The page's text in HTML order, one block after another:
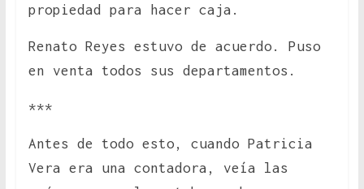
propiedad para hacer caja.
Renato Reyes estuvo de acuerdo. Puso
en venta todos sus departamentos.
***
Antes de todo esto, cuando Patricia
Vera era una contadora, veía las